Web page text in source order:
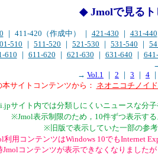
◆ Jmolで見る
｜ 411-420（作成中） ｜ 421-430 ｜ 431-440
510 ｜ 511-520 ｜ 521-530 ｜ 531-540 ｜
610 ｜ 611-620 ｜ 621-630 ｜ 631-640 ｜
→ Vol.1 ｜ 2 ｜ 3 ｜ 4 ｜
サイトコンテンツから：
ネオニコチノイ
サイト内では分類しにくいニュースな分子
※Jmol表示制限のため，10件ずつ表示す
※旧版で表示していた一部の参考
利用コンテンツはWindows 10でもInternet
コンテンツが表示できなくなりましたが